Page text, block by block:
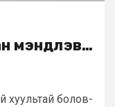
мэндлэв…
хуультай болов-